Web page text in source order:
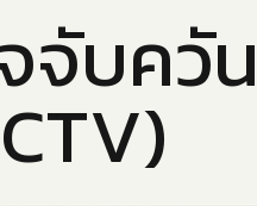
จับควัน